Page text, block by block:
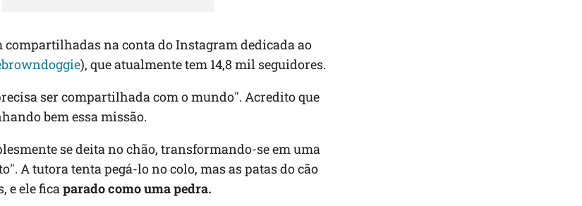
compartilhadas na conta do Instagram dedicada ao
), que atualmente tem 14,8 mil seguidores.
ser compartilhada com o mundo". Acredito que
bem essa missão.
se deita no chão, transformando-se em uma
A tutora tenta pegá-lo no colo, mas as patas do cão
e ele ficaparado como uma pedra.